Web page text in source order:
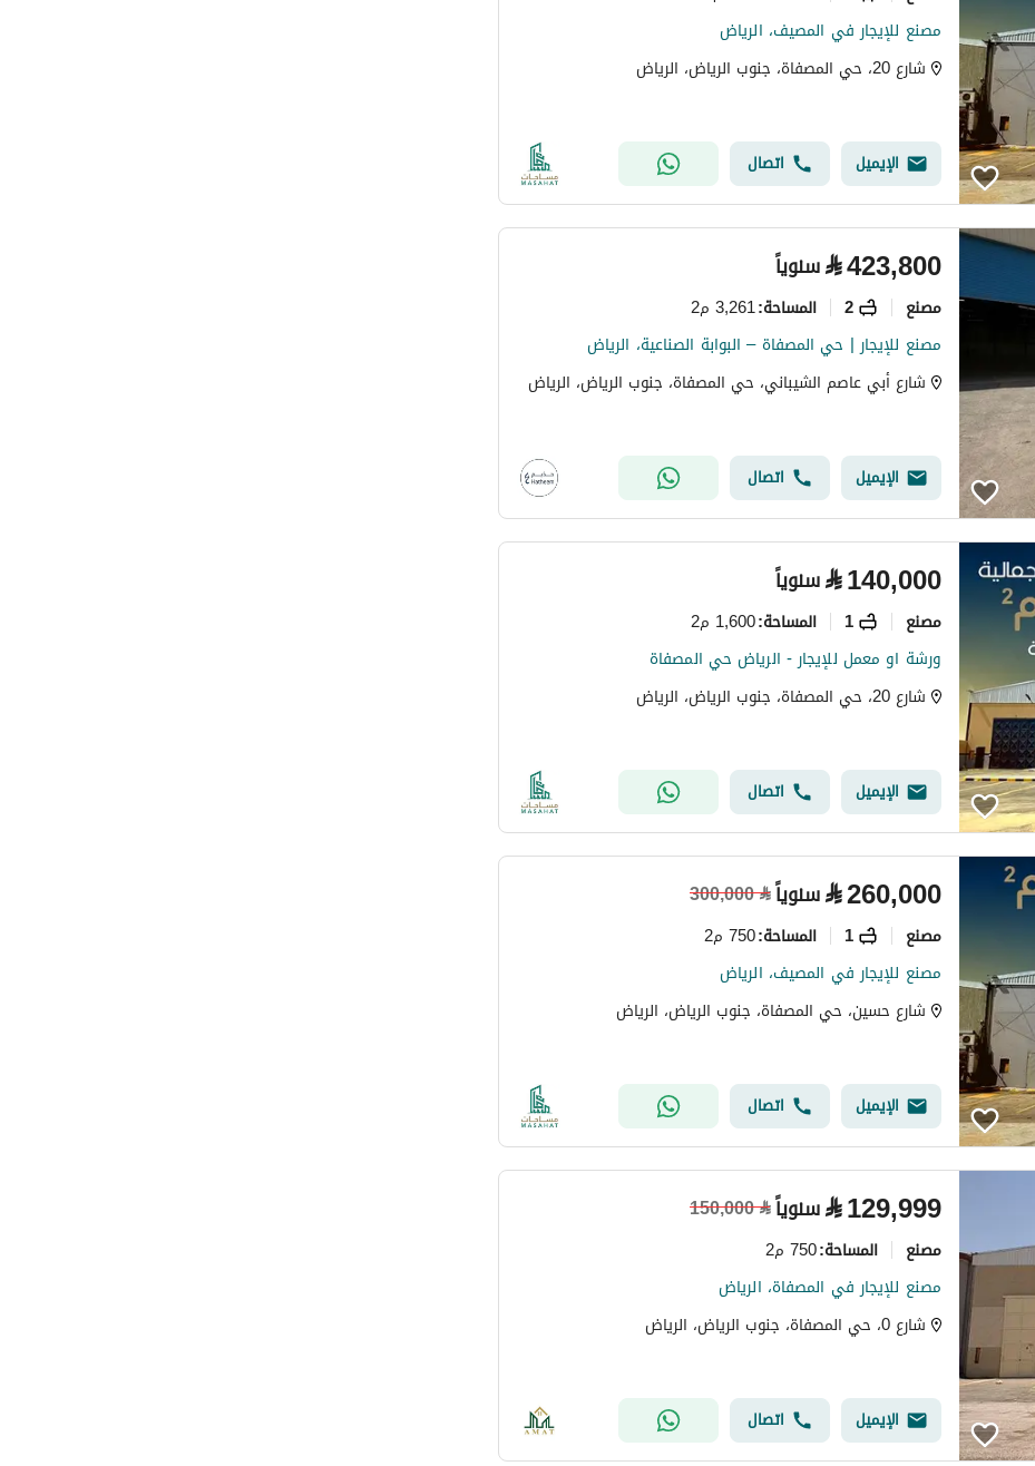
مصنع للإيجار في المصيف، الرياض
شارع 20، حي المصفاة، جنوب الرياض، الرياض
الإيميل اتصال
⃁423,800 سنوياً
مصنع 2 المساحة:3,261 م2
مصنع للإيجار | حي المصفاة – البوابة الصناعية، الرياض
شارع أبي عاصم الشيباني، حي المصفاة، جنوب الرياض، الرياض
الإيميل اتصال
⃁140,000 سنوياً
مصنع 1 المساحة:1,600 م2
ورشة او معمل للإيجار - الرياض حي المصفاة
شارع 20، حي المصفاة، جنوب الرياض، الرياض
الإيميل اتصال
⃁260,000 سنوياً⃁
300,000
مصنع 1 المساحة:750 م2
مصنع للإيجار في المصيف، الرياض
شارع حسين، حي المصفاة، جنوب الرياض، الرياض
الإيميل اتصال
⃁129,999 سنوياً⃁
150,000
مصنع المساحة:750 م2
مصنع للإيجار في المصفاة، الرياض
شارع 0، حي المصفاة، جنوب الرياض، الرياض
الإيميل اتصال